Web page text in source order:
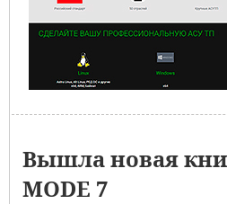
Вышла новая
MODE 7